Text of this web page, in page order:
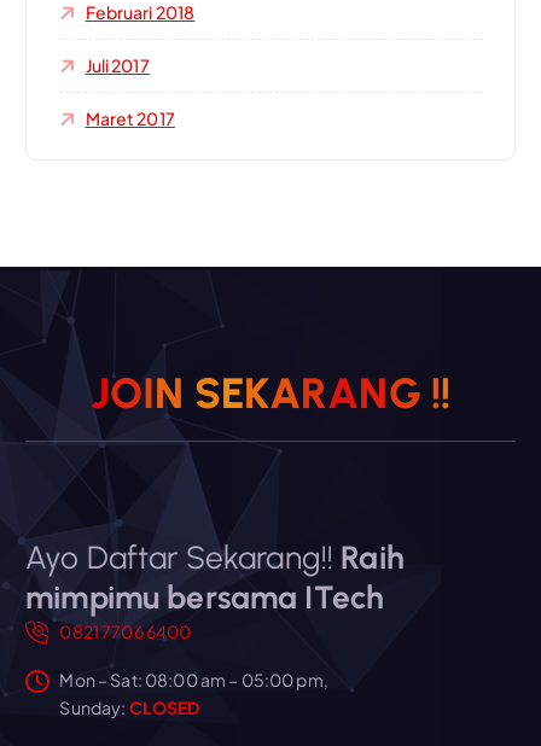
Februari 2018
Juli 2017
Maret 2017
JOIN SEKARANG !!
Ayo Daftar Sekarang!! Raih
mimpimu bersama ITech
0821 7706 6400
Mon – Sat: 08:00 am – 05:00 pm,
Sunday: CLOSED